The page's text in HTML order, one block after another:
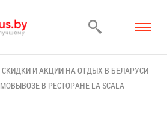
СКИД­КИ И АК­ЦИИ НА ОТ­ДЫХ В БЕ­ЛА­РУ­СИ
В РЕ­СТО­РАНЕ LA SCALA